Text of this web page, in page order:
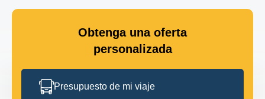
Obtenga una oferta
personalizada
Presupuesto de mi viaje